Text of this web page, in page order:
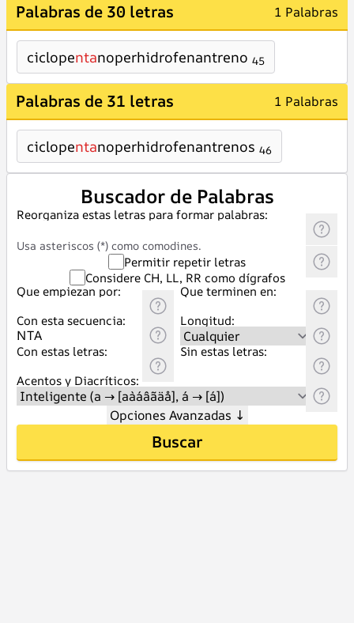
Palabras de 30 letras 1 Palabras
ciclopentanoperhidrofenantreno 45
Palabras de 31 letras 1 Palabras
ciclopentanoperhidrofenantrenos 46
Buscador de Palabras
Reorganiza estas letras para formar palabras:
Usa asteriscos (*) como comodines.
Permitir repetir letras
Considere CH, LL, RR como dígrafos
Que empiezan por:
Que terminen en:
Con esta secuencia:
Longitud:
Con estas letras:
Sin estas letras:
Acentos y Diacríticos:
Opciones Avanzadas ↓
Buscar